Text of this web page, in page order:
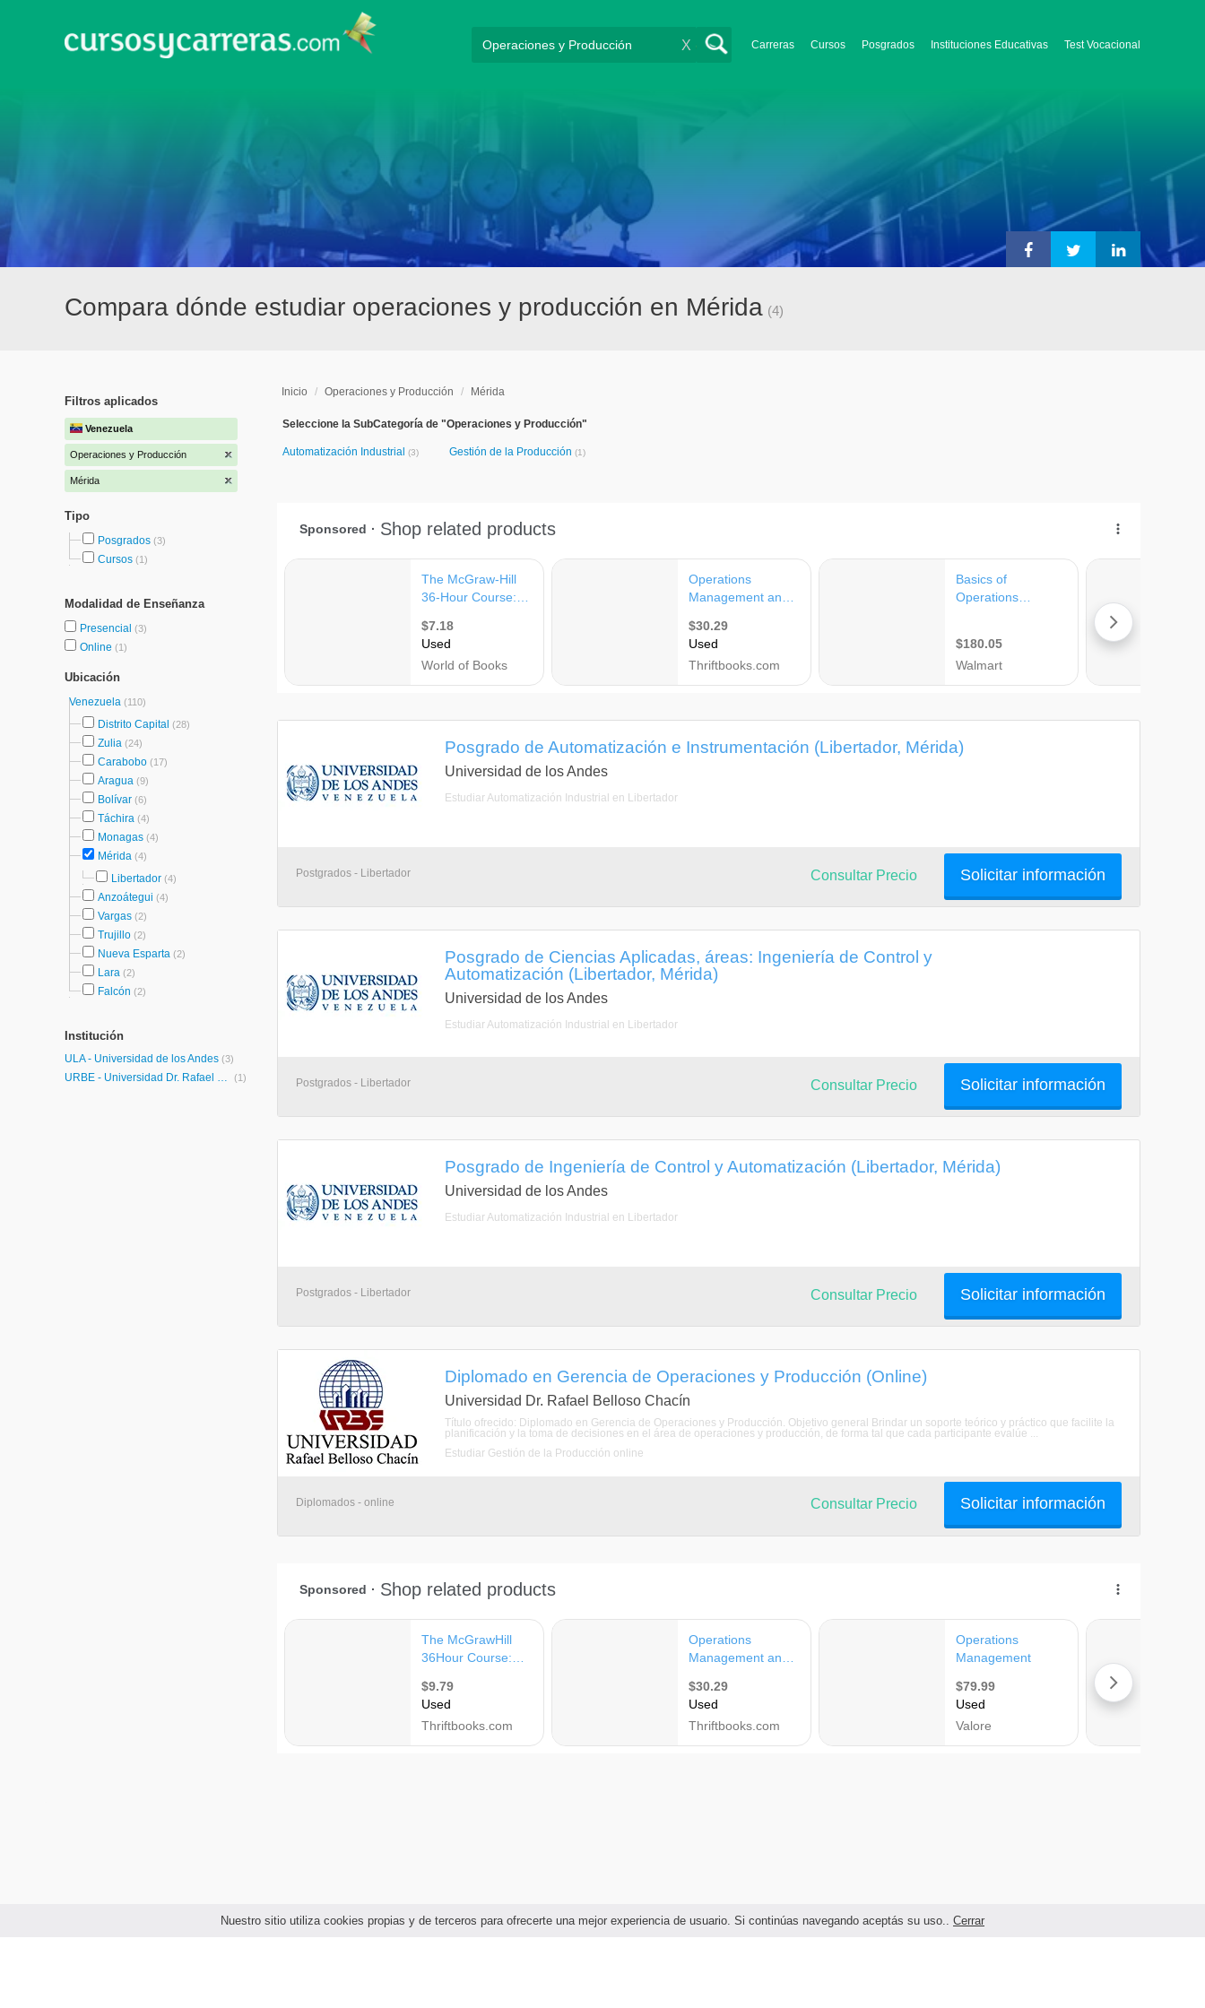
Nuestro sitio utiliza cookies propias y de terceros para ofrecerte una mejor experiencia de usuario. Si continúas navegando aceptás su uso.. Cerrar
Carreras Cursos Posgrados Instituciones Educativas Test Vocacional
X
Compara dónde estudiar operaciones y producción en Mérida (4)
Filtros aplicados
Venezuela
Operaciones y Producción
Mérida
Tipo
Posgrados (3)
Cursos (1)
Modalidad de Enseñanza
Presencial (3)
Online (1)
Ubicación
Venezuela (110)
Distrito Capital (28)
Zulia (24)
Carabobo (17)
Aragua (9)
Bolívar (6)
Táchira (4)
Monagas (4)
Mérida (4)
Libertador (4)
Anzoátegui (4)
Vargas (2)
Trujillo (2)
Nueva Esparta (2)
Lara (2)
Falcón (2)
Institución
ULA - Universidad de los Andes (3)
URBE - Universidad Dr. Rafael Belloso Chacín (1)
Inicio / Operaciones y Producción / Mérida
Seleccione la SubCategoría de "Operaciones y Producción"
Automatización Industrial (3) Gestión de la Producción (1)
Posgrado de Automatización e Instrumentación (Libertador, Mérida)
Universidad de los Andes
Estudiar Automatización Industrial en Libertador
Postgrados - Libertador Solicitar información
Consultar Precio
Posgrado de Ciencias Aplicadas, áreas: Ingeniería de Control y
Automatización (Libertador, Mérida)
Universidad de los Andes
Estudiar Automatización Industrial en Libertador
Postgrados - Libertador Solicitar información
Consultar Precio
Posgrado de Ingeniería de Control y Automatización (Libertador, Mérida)
Universidad de los Andes
Estudiar Automatización Industrial en Libertador
Postgrados - Libertador Solicitar información
Consultar Precio
Diplomado en Gerencia de Operaciones y Producción (Online)
Universidad Dr. Rafael Belloso Chacín
Título ofrecido: Diplomado en Gerencia de Operaciones y Producción. Objetivo general Brindar un soporte teórico y práctico que facilite la
planificación y la toma de decisiones en el área de operaciones y producción, de forma tal que cada participante evalúe ...
Estudiar Gestión de la Producción online
Diplomados - online Solicitar información
Consultar Precio